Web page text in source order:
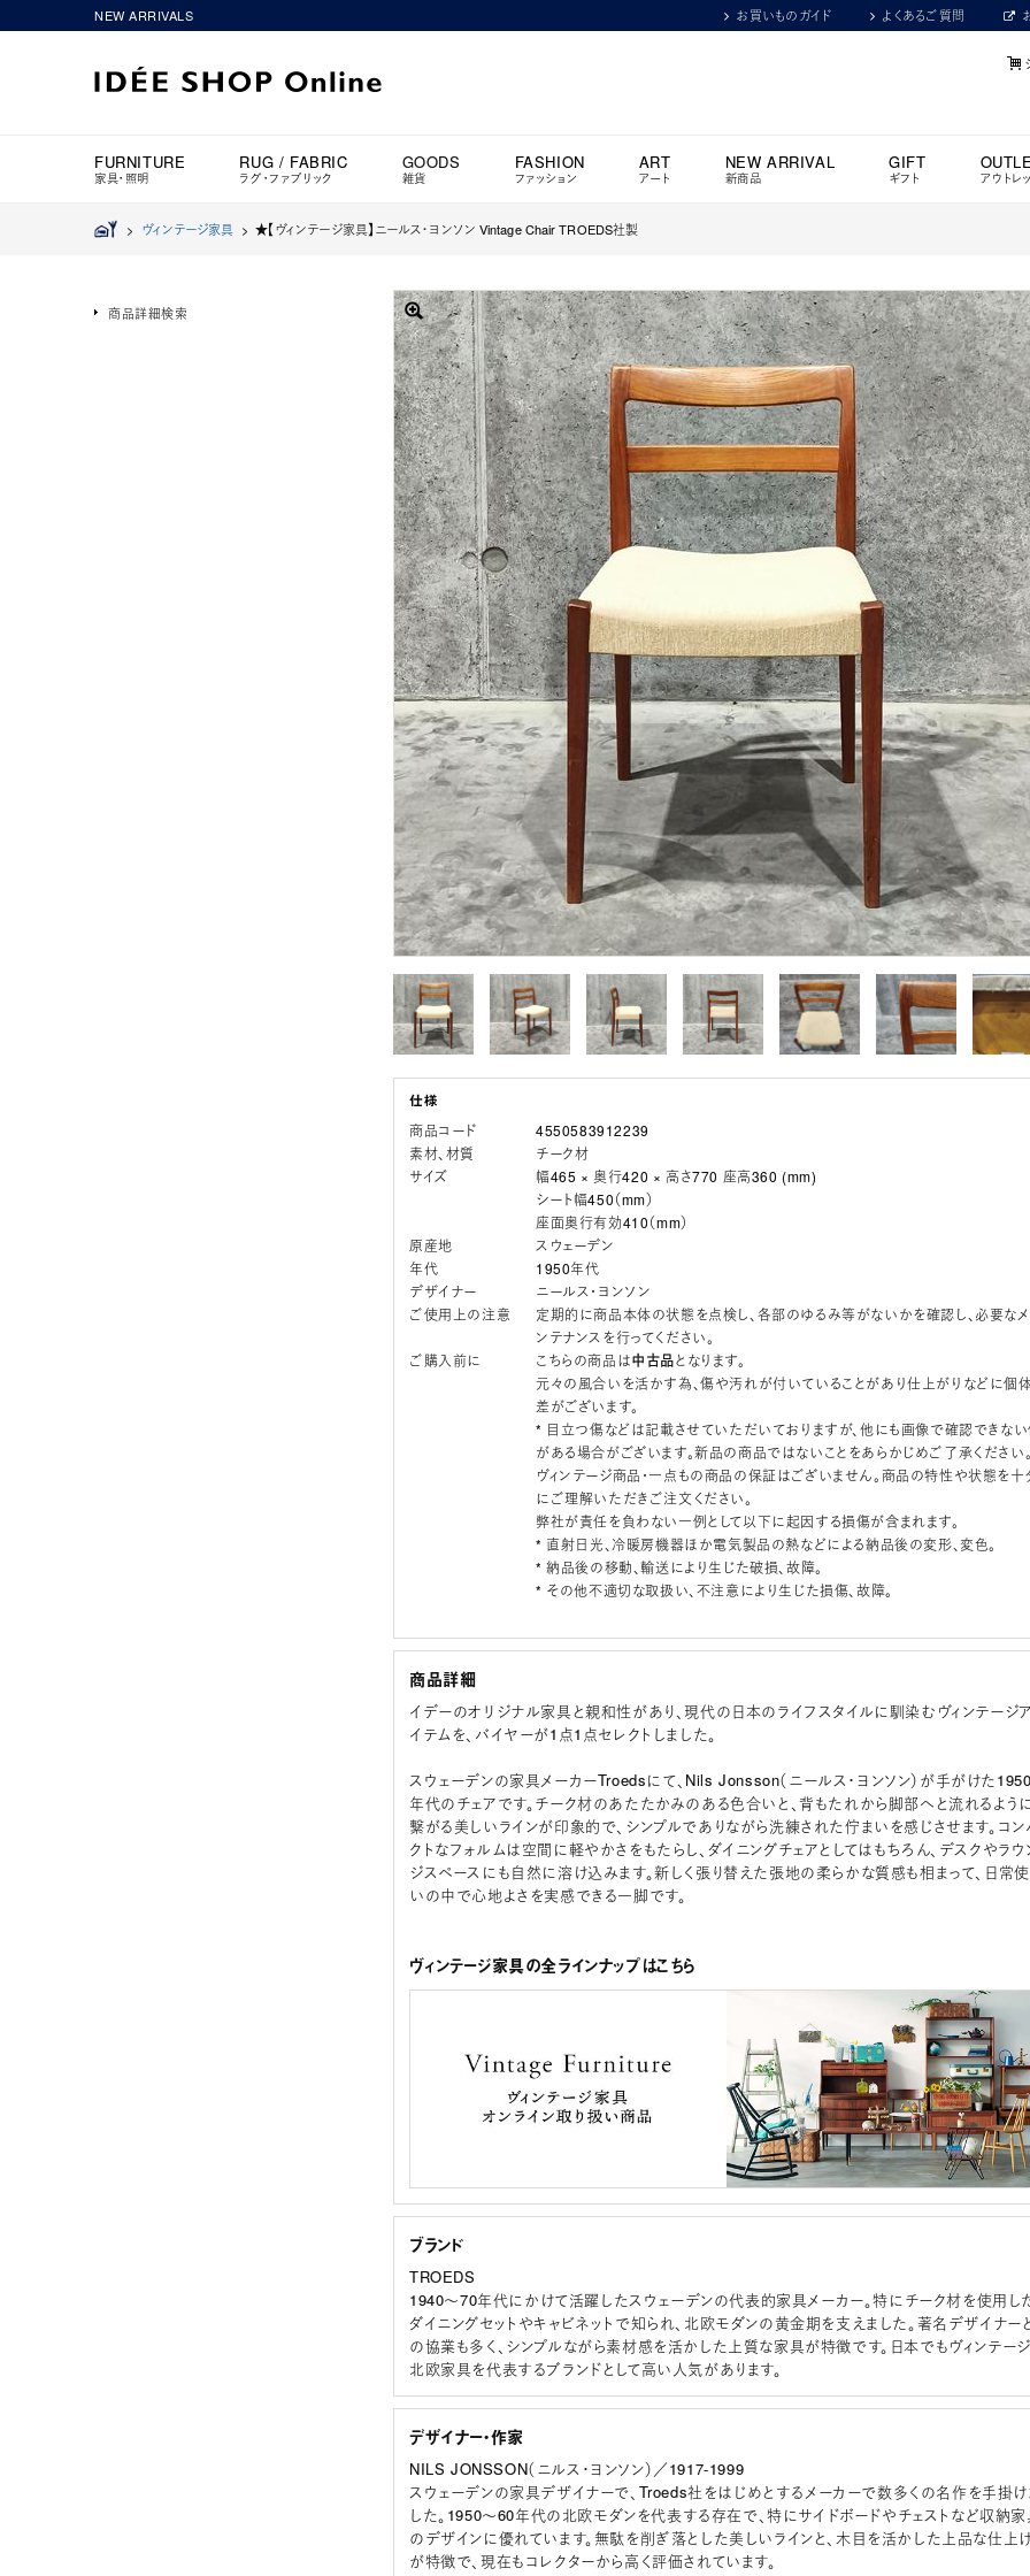
NEW ARRIVALS お買いものガイド よくあるご質問
FURNITURE
家具・照明
RUG / FABRIC
ラグ・ファブリック
GOODS
雑貨
FASHION
ファッション
ART
アート
NEW ARRIVAL
新商品
GIFT
ギフト アウトレ
> ヴィンテージ家具 > ★【ヴィンテージ家具】ニールス・ヨンソン Vintage Chair TROEDS社製
商品コード
4550583912239
素材、材質
チーク材
サイズ
幅465 × 奥行420 × 高さ770 座高360 (mm)
シート幅450（mm）
座面奥行有効410（mm）
原産地
スウェーデン
年代
1950年代
デザイナー
ニールス・ヨンソン
ご使用上の注意
定期的に商品本体の状態を点検し、各部のゆるみ等がないかを確認し、必要なメ
ンテナンスを行ってください。
ご購入前に
こちらの商品は中古品となります。
元々の風合いを活かす為、傷や汚れが付いていることがあり仕上がりなどに個
差がございます。
* 目立つ傷などは記載させていただいておりますが、他にも画像で確認できな
がある場合がございます。新品の商品ではないことをあらかじめご了承ください。
ヴィンテージ商品・一点もの商品の保証はございません。商品の特性や状態を十
にご理解いただきご注文ください。
弊社が責任を負わない一例として以下に起因する損傷が含まれます。
* 直射日光、冷暖房機器ほか電気製品の熱などによる納品後の変形、変色。
* 納品後の移動、輸送により生じた破損、故障。
* その他不適切な取扱い、不注意により生じた損傷、故障。
商品詳細
イデーのオリジナル家具と親和性があり、現代の日本のライフスタイルに馴染むヴィンテージア
イテムを、バイヤーが1点1点セレクトしました。
スウェーデンの家具メーカーTroedsにて、Nils Jonsson（ニールス・ヨンソン）が手がけた1950
年代のチェアです。チーク材のあたたかみのある色合いと、背もたれから脚部へと流れるよう
繋がる美しいラインが印象的で、シンプルでありながら洗練された佇まいを感じさせます。コン
クトなフォルムは空間に軽やかさをもたらし、ダイニングチェアとしてはもちろん、デスクやラウ
ジスペースにも自然に溶け込みます。新しく張り替えた張地の柔らかな質感も相まって、日常使
いの中で心地よさを実感できる一脚です。
ヴィンテージ家具の全ラインナップはこちら
ブランド
TROEDS
1940～70年代にかけて活躍したスウェーデンの代表的家具メーカー。特にチーク材を使用し
ダイニングセットやキャビネットで知られ、北欧モダンの黄金期を支えました。著名デザイナー
の協業も多く、シンプルながら素材感を活かした上質な家具が特徴です。日本でもヴィンテージ
北欧家具を代表するブランドとして高い人気があります。
デザイナー・作家
NILS JONSSON（ニルス・ヨンソン）／1917-1999
スウェーデンの家具デザイナーで、Troeds社をはじめとするメーカーで数多くの名作を手掛け
した。1950〜60年代の北欧モダンを代表する存在で、特にサイドボードやチェストなど収納
のデザインに優れています。無駄を削ぎ落とした美しいラインと、木目を活かした上品な仕上
が特徴で、現在もコレクターから高く評価されています。
商品詳細検索